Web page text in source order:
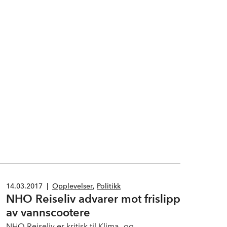
14.03.2017 Opplevelser, Politikk
NHO Reiseliv advarer mot frislipp
av vannscootere